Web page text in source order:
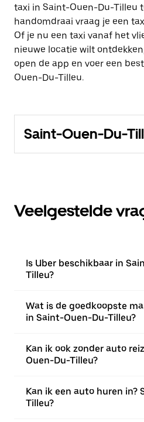
taxi in Saint-Ouen-Du-Tilleu
handomdraai vraag je een
Of je nu een taxi vanaf het
nieuwe locatie wilt
open de app en voer een
Ouen-Du-Tilleu.
Saint-Ouen-Du-
Veelgestelde
Is Uber beschikbaar in
Tilleu?
Wat is de goedkoopste
in Saint-Ouen-Du-Tilleu?
Kan ik ook zonder auto
Ouen-Du-Tilleu?
Kan ik een auto huren in?
Tilleu?